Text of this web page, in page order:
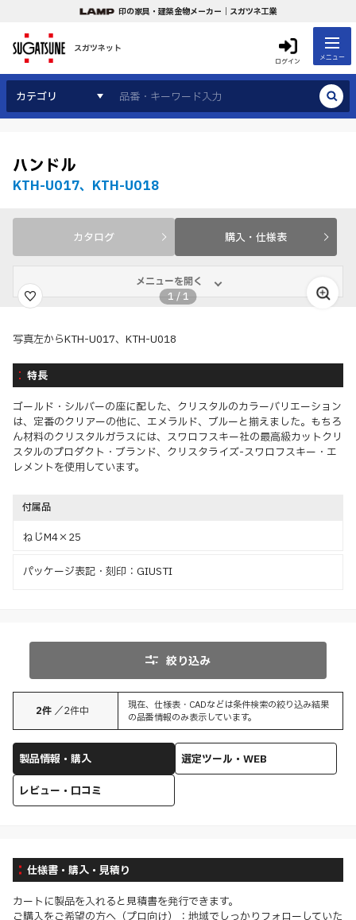
印の家具・建築金物メーカー｜スガツネ工業
スガツネット
ログイン メニュー
カテゴリ
ハンドル
KTH-U017、KTH-U018
カタログ 購入・仕様表
メニューを開く
1 /1
写真左からKTH-U017、KTH-U018
特長
ゴールド・シルバーの座に配した、クリスタルのカラーバリエーション
は、定番のクリアーの他に、エメラルド、ブルーと揃えました。もちろ
ん材料のクリスタルガラスには、スワロフスキー社の最高級カットクリ
スタルのプロダクト・ブランド、クリスタライズ-スワロフスキー・エ
レメントを使用しています。
付属品
ねじM4×25
パッケージ表記・刻印：GIUSTI
絞り込み
2件 ／2件中
現在、仕様表・CADなどは条件検索の絞り込み結果
の品番情報のみ表示しています。
製品情報・購入
選定ツール・WEB
レビュー・口コミ
仕様書・購入・見積り
カートに製品を入れると見積書を発行できます。
ご購入をご希望の方へ（プロ向け）：地域でしっかりフォローしていた